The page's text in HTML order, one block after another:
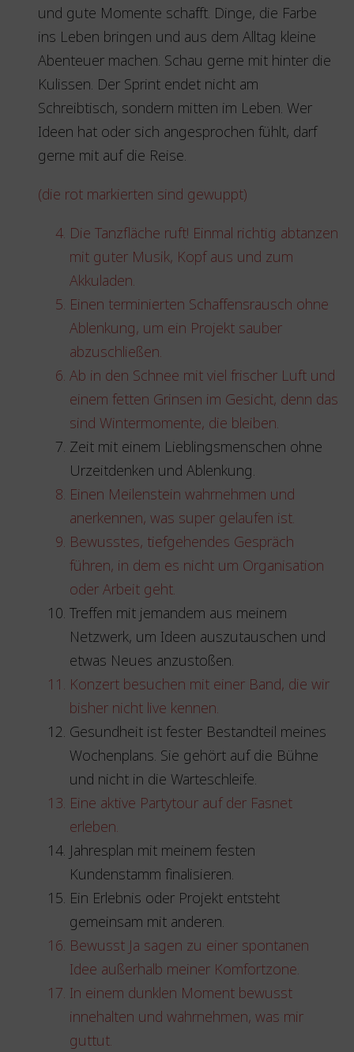
und gute Momente schafft. Dinge, die Farbe
ins Leben bringen und aus dem Alltag kleine
Abenteuer machen. Schau gerne mit hinter die
Kulissen. Der Sprint endet nicht am
Schreibtisch, sondern mitten im Leben. Wer
Ideen hat oder sich angesprochen fühlt, darf
gerne mit auf die Reise.
(die rot markierten sind gewuppt)
Die Tanzfläche ruft! Einmal richtig abtanzen
mit guter Musik, Kopf aus und zum
Akkuladen.
Einen terminierten Schaffensrausch ohne
Ablenkung, um ein Projekt sauber
abzuschließen.
Ab in den Schnee mit viel frischer Luft und
einem fetten Grinsen im Gesicht, denn das
sind Wintermomente, die bleiben.
Zeit mit einem Lieblingsmenschen ohne
Urzeitdenken und Ablenkung.
Einen Meilenstein wahrnehmen und
anerkennen, was super gelaufen ist.
Bewusstes, tiefgehendes Gespräch
führen, in dem es nicht um Organisation
oder Arbeit geht.
Treffen mit jemandem aus meinem
Netzwerk, um Ideen auszutauschen und
etwas Neues anzustoßen.
Konzert besuchen mit einer Band, die wir
bisher nicht live kennen.
Gesundheit ist fester Bestandteil meines
Wochenplans. Sie gehört auf die Bühne
und nicht in die Warteschleife.
Eine aktive Partytour auf der Fasnet
erleben.
Jahresplan mit meinem festen
Kundenstamm finalisieren.
Ein Erlebnis oder Projekt entsteht
gemeinsam mit anderen.
Bewusst Ja sagen zu einer spontanen
Idee außerhalb meiner Komfortzone.
In einem dunklen Moment bewusst
innehalten und wahrnehmen, was mir
guttut.